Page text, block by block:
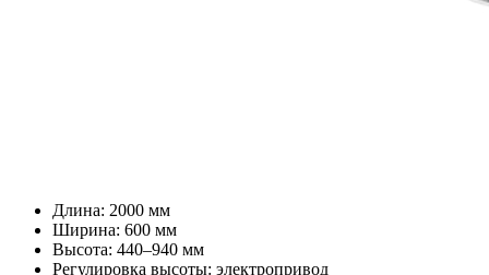
Длина: 2000 мм
Ширина: 600 мм
Высота: 440–940 мм
Регулировка высоты: электропривод